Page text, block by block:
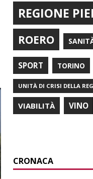
REGIONE
ROERO
SPORT TORINO
UNITÀ DI CRISI DELLA
VIABILITÀ VINO
CRONACA